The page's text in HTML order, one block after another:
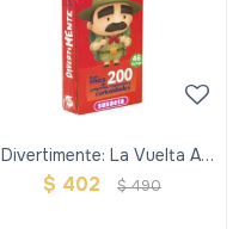
Divertimente: La Vuelta Al
Mundo, +9 Años
$ 402 $490